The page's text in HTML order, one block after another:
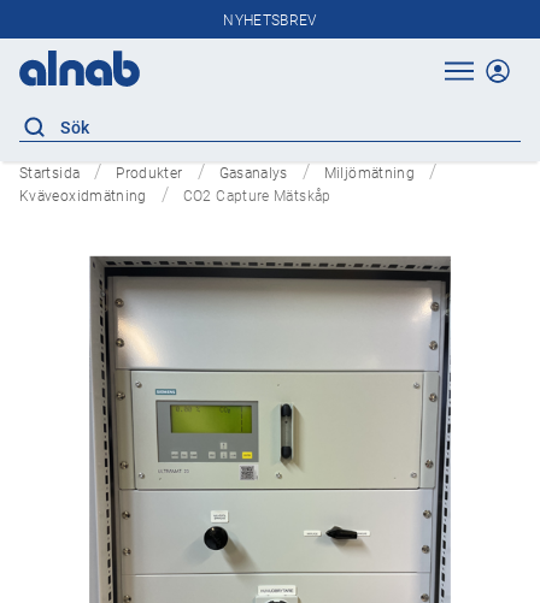
NYHETSBREV
Startsida Produkter Gasanalys
Miljömätning
Kväveoxidmätning
CO2 Capture Mätskåp